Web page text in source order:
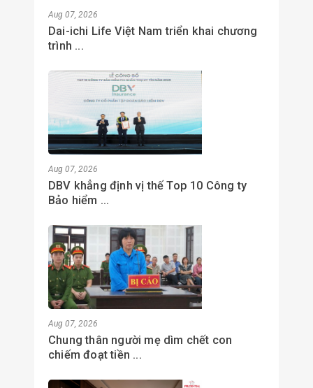
Aug 07, 2026
Dai-ichi Life Việt Nam triển khai chương
trình ...
Aug 07, 2026
DBV khẳng định vị thế Top 10 Công ty
Bảo hiểm ...
Aug 07, 2026
Chung thân người mẹ dìm chết con
chiếm đoạt tiền ...